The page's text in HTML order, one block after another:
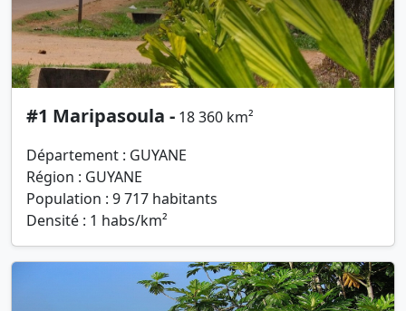
#1 Maripasoula - 18 360 km²
Département : GUYANE
Région : GUYANE
Population : 9 717 habitants
Densité : 1 habs/km²